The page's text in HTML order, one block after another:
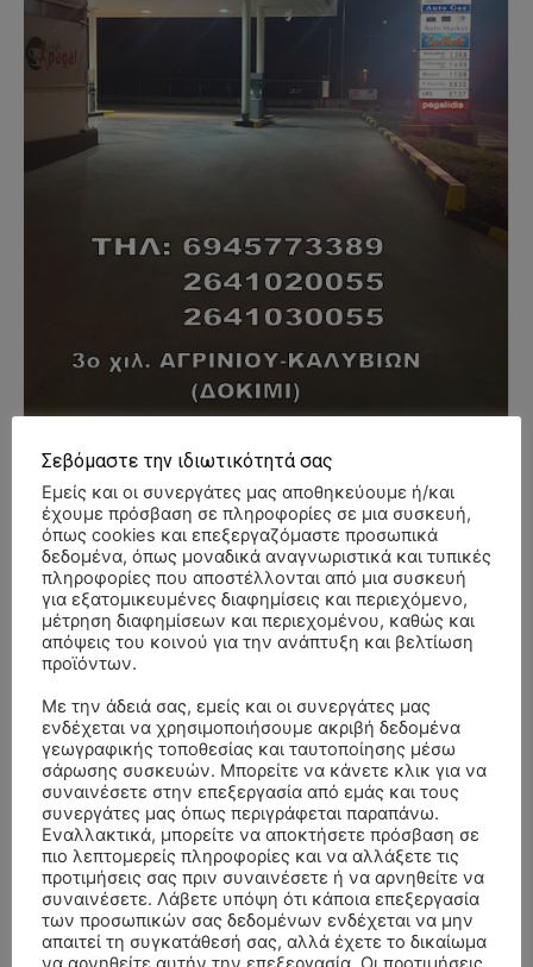
ΣΥΛΛΥΠΗΤΗΡΙΑ ΜΗΝΥΜΑΤΑ
ΠΑΝΑΓΙΩΤΗΣ IΩΑΚΕΙΜΙΔΗΣεπίΚΗΔΕΙΑ – ΔΕΥΤΕΡΑ 3/8/2026 –
ΣΠΥΡΙΔΟΥΛΑ Γ. ΣΕΪΤΑΝΙΔΟΥ ΕΤΩΝ 91
Σεβόμαστε την ιδιωτικότητά σας
Εμείς και οι συνεργάτες μας αποθηκεύουμε ή/και
έχουμε πρόσβαση σε πληροφορίες σε μια συσκευή,
όπως cookies και επεξεργαζόμαστε προσωπικά
δεδομένα, όπως μοναδικά αναγνωριστικά και τυπικές
πληροφορίες που αποστέλλονται από μια συσκευή
για εξατομικευμένες διαφημίσεις και περιεχόμενο,
μέτρηση διαφημίσεων και περιεχομένου, καθώς και
απόψεις του κοινού για την ανάπτυξη και βελτίωση
προϊόντων.
Με την άδειά σας, εμείς και οι συνεργάτες μας
ενδέχεται να χρησιμοποιήσουμε ακριβή δεδομένα
γεωγραφικής τοποθεσίας και ταυτοποίησης μέσω
σάρωσης συσκευών. Μπορείτε να κάνετε κλικ για να
συναινέσετε στην επεξεργασία από εμάς και τους
συνεργάτες μας όπως περιγράφεται παραπάνω.
Εναλλακτικά, μπορείτε να αποκτήσετε πρόσβαση σε
πιο λεπτομερείς πληροφορίες και να αλλάξετε τις
προτιμήσεις σας πριν συναινέσετε ή να αρνηθείτε να
συναινέσετε. Λάβετε υπόψη ότι κάποια επεξεργασία
των προσωπικών σας δεδομένων ενδέχεται να μην
απαιτεί τη συγκατάθεσή σας, αλλά έχετε το δικαίωμα